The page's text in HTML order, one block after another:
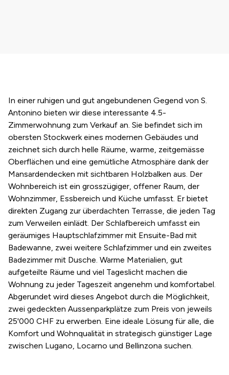
In einer ruhigen und gut angebundenen Gegend von S.
Antonino bieten wir diese interessante 4.5-
Zimmerwohnung zum Verkauf an. Sie befindet sich im
obersten Stockwerk eines modernen Gebäudes und
zeichnet sich durch helle Räume, warme, zeitgemässe
Oberflächen und eine gemütliche Atmosphäre dank der
Mansardendecken mit sichtbaren Holzbalken aus. Der
Wohnbereich ist ein grosszügiger, offener Raum, der
Wohnzimmer, Essbereich und Küche umfasst. Er bietet
direkten Zugang zur überdachten Terrasse, die jeden Tag
zum Verweilen einlädt. Der Schlafbereich umfasst ein
geräumiges Hauptschlafzimmer mit Ensuite-Bad mit
Badewanne, zwei weitere Schlafzimmer und ein zweites
Badezimmer mit Dusche. Warme Materialien, gut
aufgeteilte Räume und viel Tageslicht machen die
Wohnung zu jeder Tageszeit angenehm und komfortabel.
Abgerundet wird dieses Angebot durch die Möglichkeit,
zwei gedeckten Aussenparkplätze zum Preis von jeweils
25'000 CHF zu erwerben. Eine ideale Lösung für alle, die
Komfort und Wohnqualität in strategisch günstiger Lage
zwischen Lugano, Locarno und Bellinzona suchen.